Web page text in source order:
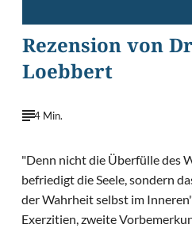
Rezension von
Loebbert
4 Min.
"Denn nicht die Überfülle des
befriedigt die Seele, sondern
der Wahrheit selbst im
Exerzitien, zweite